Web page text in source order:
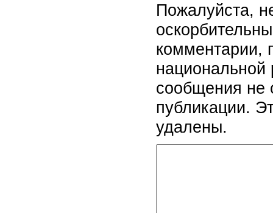
Пожалуйста,
комментарии,
национальной
сообщения не
публикации.
удалены.